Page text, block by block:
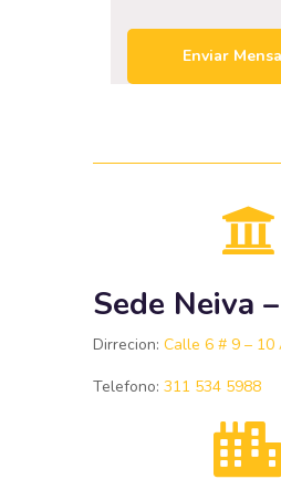
Enviar
Sede Neiva
Dirrecion: Calle 6 # 9 – 10
Telefono: 311 534 5988